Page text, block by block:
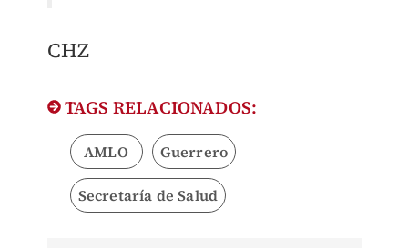
CHZ
TAGS RELACIONADOS:
AMLO Guerrero
Secretaría de Salud